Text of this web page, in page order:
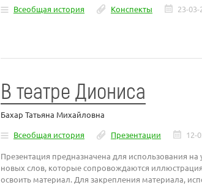
Всеобщая история
Конспекты 23-03-
В театре Диониса
Бахар Татьяна Михайловна
Всеобщая история
Презентации 12-
Презентация предназначена для использования
новых слов, которые сопровождаются
освоить материал. Для закрепления материала,